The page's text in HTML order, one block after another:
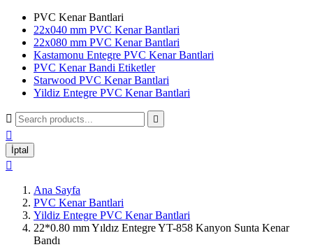
PVC Kenar Bantlari
22x040 mm PVC Kenar Bantlari
22x080 mm PVC Kenar Bantlari
Kastamonu Entegre PVC Kenar Bantlari
PVC Kenar Bandi Etiketler
Starwood PVC Kenar Bantlari
Yildiz Entegre PVC Kenar Bantlari
 

İptal

Ana Sayfa
PVC Kenar Bantlari
Yildiz Entegre PVC Kenar Bantlari
22*0.80 mm Yıldız Entegre YT-858 Kanyon Sunta Kenar
Bandı